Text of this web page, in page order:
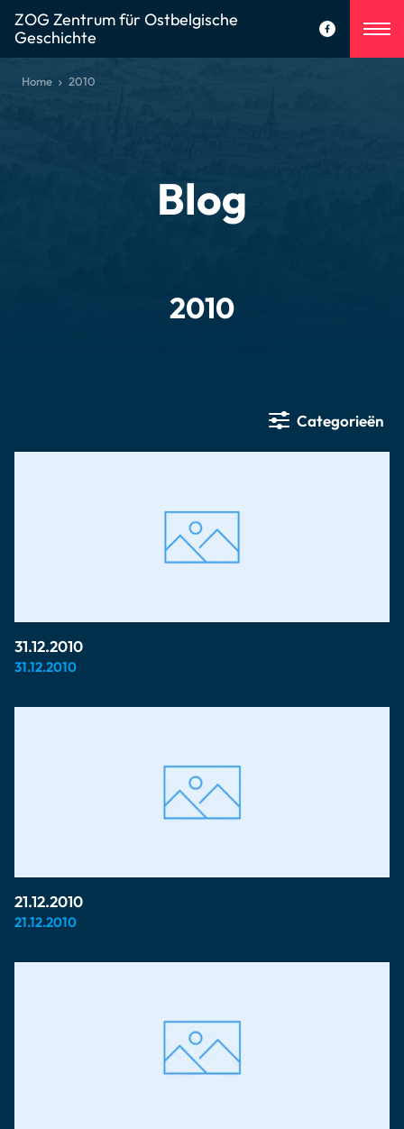
ZOG Zentrum für Ostbelgische
Geschichte
Home 2010
Blog
2010
Categorieën
31.12.2010
31.12.2010
21.12.2010
21.12.2010